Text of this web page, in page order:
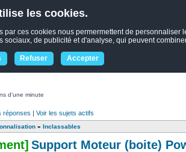
les cookies.
par ces cookies nous permermettent de
sociaux, de publicité et d'analyse, qui peuvent
Refuser Accepter
d’une minute
réponses | Voir les sujets actifs
» Inclassables
Support Moteur (boite)